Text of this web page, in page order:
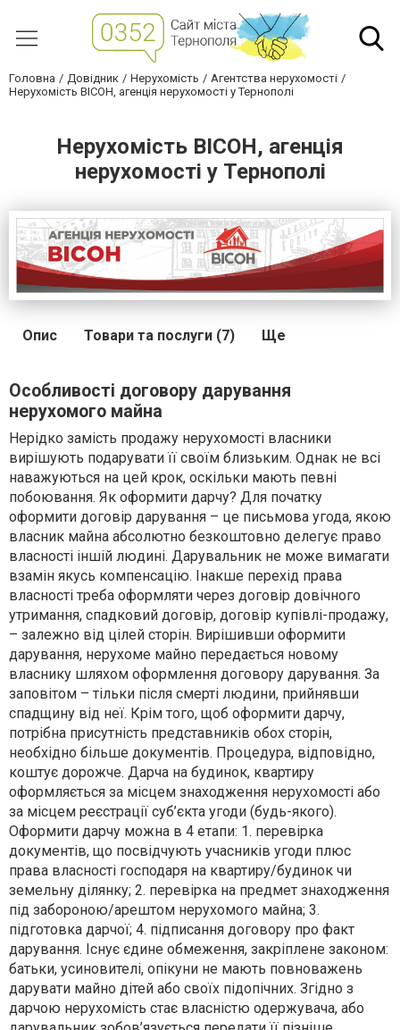
Головна Довідник Нерухомість
Агентства нерухомості
Нерухомість ВІСОН, агенція нерухомості у Тернополі
Нерухомість ВІСОН, агенція
нерухомості у Тернополі
Опис Товари та послуги (7) Ще
Особливості договору дарування
нерухомого майна
Нерідко замість продажу нерухомості власники
вирішують подарувати її своїм близьким. Однак не всі
наважуються на цей крок, оскільки мають певні
побоювання. Як оформити дарчу? Для початку
оформити договір дарування – це письмова угода, якою
власник майна абсолютно безкоштовно делегує право
власності іншій людині. Дарувальник не може вимагати
взамін якусь компенсацію. Інакше перехід права
власності треба оформляти через договір довічного
утримання, спадковий договір, договір купівлі-продажу,
– залежно від цілей сторін. Вирішивши оформити
дарування, нерухоме майно передається новому
власнику шляхом оформлення договору дарування. За
заповітом – тільки після смерті людини, прийнявши
спадщину від неї. Крім того, щоб оформити дарчу,
потрібна присутність представників обох сторін,
необхідно більше документів. Процедура, відповідно,
коштує дорожче. Дарча на будинок, квартиру
оформляється за місцем знаходження нерухомості або
за місцем реєстрації суб’єкта угоди (будь-якого).
Оформити дарчу можна в 4 етапи: 1. перевірка
документів, що посвідчують учасників угоди плюс
права власності господаря на квартиру/будинок чи
земельну ділянку; 2. перевірка на предмет знаходження
під забороною/арештом нерухомого майна; 3.
підготовка дарчої; 4. підписання договору про факт
дарування. Існує єдине обмеження, закріплене законом:
батьки, усиновителі, опікуни не мають повноважень
дарувати майно дітей або своїх підопічних. Згідно з
дарчою нерухомість стає власністю одержувача, або